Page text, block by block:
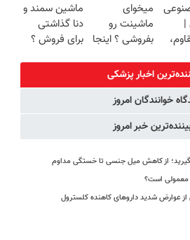
هم
📍
سفید کن
|
میخوای
ماشینت رو
بفروشی ؟ اینجا
بفروشش ✅
ماشین سمند و
دنا گذاشتی
برای فروش ؟
اخبار پزشکی
خوانندگان امروز
خبر امروز
از کاهش میل جنسی تا خستگی مداوم
معمولی است؟
از عوارض شدید داروهای کاهنده کلسترول